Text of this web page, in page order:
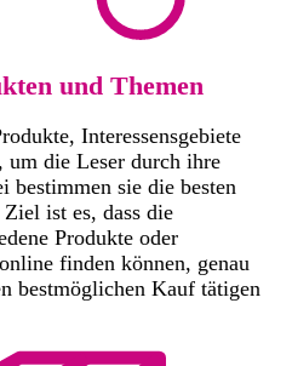
und Themen
Interessensgebiete
um die Leser durch ihre
bestimmen sie die besten
ist es, dass die
Produkte oder
finden können, genau
bestmöglichen Kauf tätigen